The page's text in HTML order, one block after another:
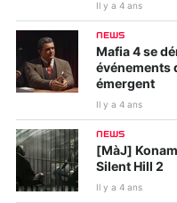
Il y a 4 ans
NEWS
Mafia 4 se
événements
émergent
Il y a 4 ans
NEWS
[MàJ]
Silent Hill 2
Il y a 4 ans